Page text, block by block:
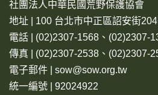
社團法人中華民國荒野保護協會
地址 | 100 台北市中正區詔安街
電話 | (02)2307-1568、(02)2307-
傳真 | (02)2307-2538、(02)2307-
電子郵件 | sow@sow.org.tw
統一編號 | 92024922